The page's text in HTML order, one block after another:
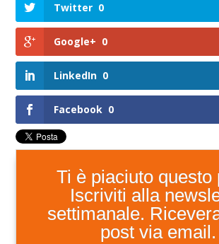
Twitter 0
Google+ 0
LinkedIn 0
Facebook 0
Ti è piaciuto questo
Iscriviti alla
settimanale.
post via email.